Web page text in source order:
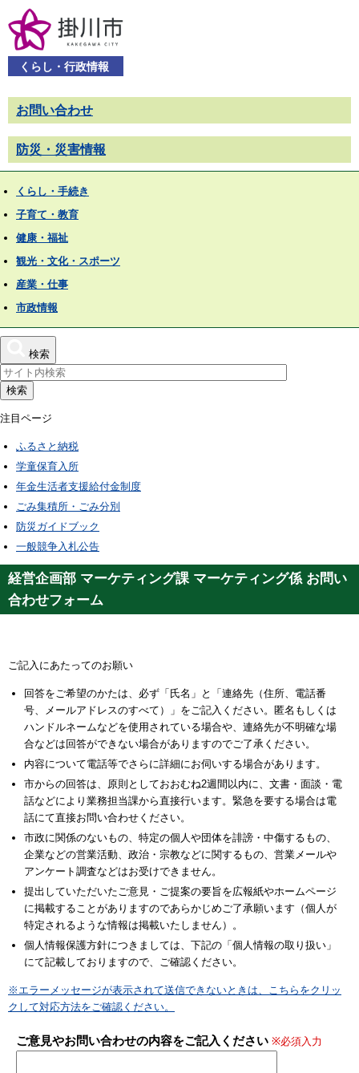
くらし・行政情報
お問い合わせ
防災・災害情報
くらし・手続き
子育て・教育
健康・福祉
観光・文化・スポーツ
産業・仕事
市政情報
検索
検索
注目ページ
ふるさと納税
学童保育入所
年金生活者支援給付金制度
ごみ集積所・ごみ分別
防災ガイドブック
一般競争入札公告
経営企画部 マーケティング課 マーケティング係 お問い
合わせフォーム
ご記入にあたってのお願い
回答をご希望のかたは、必ず「氏名」と「連絡先（住所、電話番
号、メールアドレスのすべて）」をご記入ください。匿名もしくは
ハンドルネームなどを使用されている場合や、連絡先が不明確な場
合などは回答ができない場合がありますのでご了承ください。
内容について電話等でさらに詳細にお伺いする場合があります。
市からの回答は、原則としておおむね2週間以内に、文書・面談・電
話などにより業務担当課から直接行います。緊急を要する場合は電
話にて直接お問い合わせください。
市政に関係のないもの、特定の個人や団体を誹謗・中傷するもの、
企業などの営業活動、政治・宗教などに関するもの、営業メールや
アンケート調査などはお受けできません。
提出していただいたご意見・ご提案の要旨を広報紙やホームページ
に掲載することがありますのであらかじめご了承願います（個人が
特定されるような情報は掲載いたしません）。
個人情報保護方針につきましては、下記の「個人情報の取り扱い」
にて記載しておりますので、ご確認ください。
※エラーメッセージが表示されて送信できないときは、こちらをクリッ
クして対応方法をご確認ください。
ご意見やお問い合わせの内容をご記入ください ※必須入力